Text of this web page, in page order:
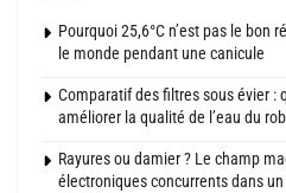
Pourquoi 25,6°C n’est pas le bon
le monde pendant une canicule
Comparatif des filtres sous évier :
améliorer la qualité de l’eau du
Rayures ou damier ? Le champ
électroniques concurrents dans